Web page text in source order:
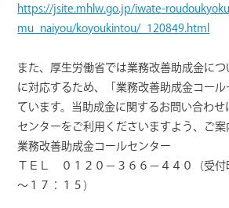
https://jsite.mhlw.go.jp/iwate-
mu_naiyou/koyoukintou/_120849.html
また、厚生労働省では業務改善助成金に
に対応するため、「業務改善助成金コー
ています。当助成金に関するお問い合わ
センターをご利用くださいますよう、ご案
業務改善助成金コールセンター
ＴＥＬ ０１２０－３６６－４４０（受
～１７：１５）